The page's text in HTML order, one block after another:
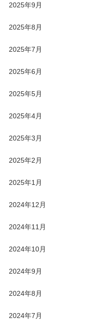
2025年9月
2025年8月
2025年7月
2025年6月
2025年5月
2025年4月
2025年3月
2025年2月
2025年1月
2024年12月
2024年11月
2024年10月
2024年9月
2024年8月
2024年7月